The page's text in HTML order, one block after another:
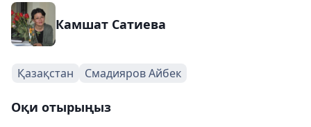
Камшат Сатиева
Қазақстан Смадияров Айбек
Оқи отырыңыз